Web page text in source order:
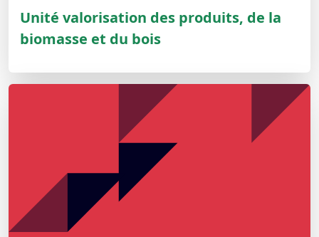
Unité valorisation des produits, de la
biomasse et du bois